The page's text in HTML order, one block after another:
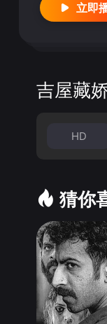
立即
吉屋藏
HD
猜你